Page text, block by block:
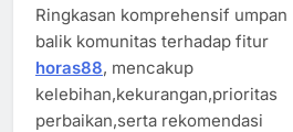
Ringkasan komprehensif umpan
balik komunitas terhadap fitur
horas88, mencakup
kelebihan,kekurangan,prioritas
perbaikan,serta rekomendasi